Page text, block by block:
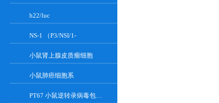
h22/luc
NS-1 （P3/NSI/1-
小鼠肾上腺皮质瘤细胞
小鼠肺癌细胞系
PT67 小鼠逆转录病毒包装细胞系